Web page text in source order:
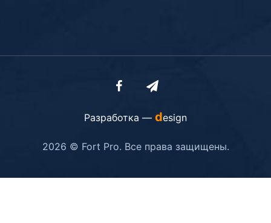
Разработка — design
2026 © Fort Pro. Все права защищены.